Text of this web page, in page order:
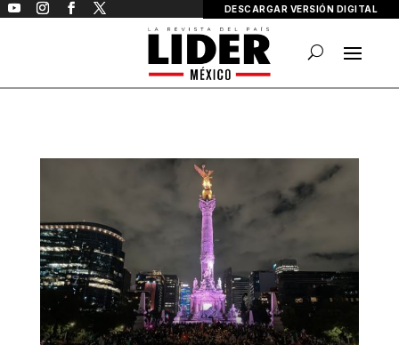
DESCARGAR VERSIÓN DIGITAL